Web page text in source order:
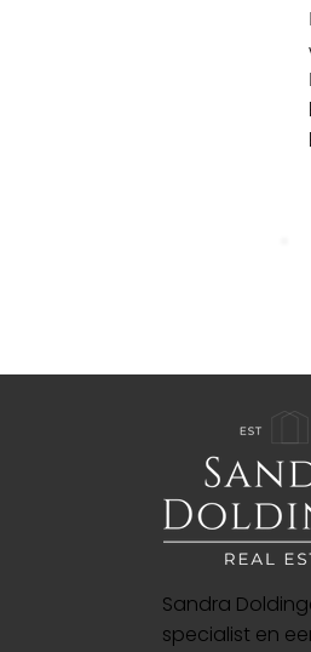
Sandra
specialist en